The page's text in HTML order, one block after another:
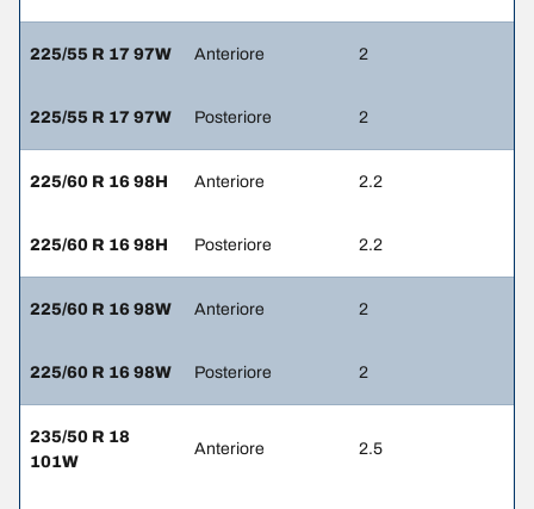
225/55 R 17 97W Anteriore 2
225/55 R 17 97W Posteriore 2
225/60 R 16 98H Anteriore 2.2
225/60 R 16 98H Posteriore 2.2
225/60 R 16 98W Anteriore 2
225/60 R 16 98W Posteriore 2
235/50 R 18
101W
Anteriore 2.5